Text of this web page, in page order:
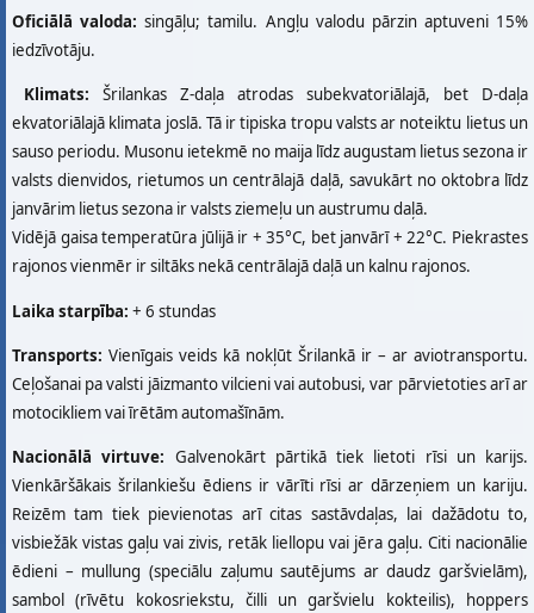
Oficiālā valoda: singāļu; tamilu. Angļu valodu pārzin aptuveni 15%
iedzīvotāju.
Klimats: Šrilankas Z-daļa atrodas subekvatoriālajā, bet D-daļa
ekvatoriālajā klimata joslā. Tā ir tipiska tropu valsts ar noteiktu lietus un
sauso periodu. Musonu ietekmē no maija līdz augustam lietus sezona ir
valsts dienvidos, rietumos un centrālajā daļā, savukārt no oktobra līdz
janvārim lietus sezona ir valsts ziemeļu un austrumu daļā.
Vidējā gaisa temperatūra jūlijā ir + 35°C, bet janvārī + 22°C. Piekrastes
rajonos vienmēr ir siltāks nekā centrālajā daļā un kalnu rajonos.
Laika starpība: + 6 stundas
Transports: Vienīgais veids kā nokļūt Šrilankā ir – ar aviotransportu.
Ceļošanai pa valsti jāizmanto vilcieni vai autobusi, var pārvietoties arī ar
motocikliem vai īrētām automašīnām.
Nacionālā virtuve: Galvenokārt pārtikā tiek lietoti rīsi un karijs.
Vienkāršākais šrilankiešu ēdiens ir vārīti rīsi ar dārzeņiem un kariju.
Reizēm tam tiek pievienotas arī citas sastāvdaļas, lai dažādotu to,
visbiežāk vistas gaļu vai zivis, retāk liellopu vai jēra gaļu. Citi nacionālie
ēdieni – mullung (speciālu zaļumu sautējums ar daudz garšvielām),
sambol (rīvētu kokosriekstu, čilli un garšvielu kokteilis), hoppers